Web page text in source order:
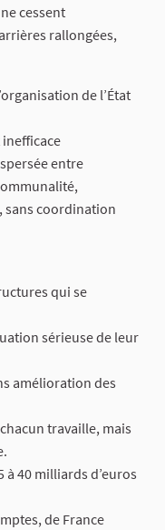
cessent
rallongées,
de l’État
entre
sans coordination
qui se
sérieuse de leur
amélioration des
travaille, mais
à 40 milliards d’euros
de France